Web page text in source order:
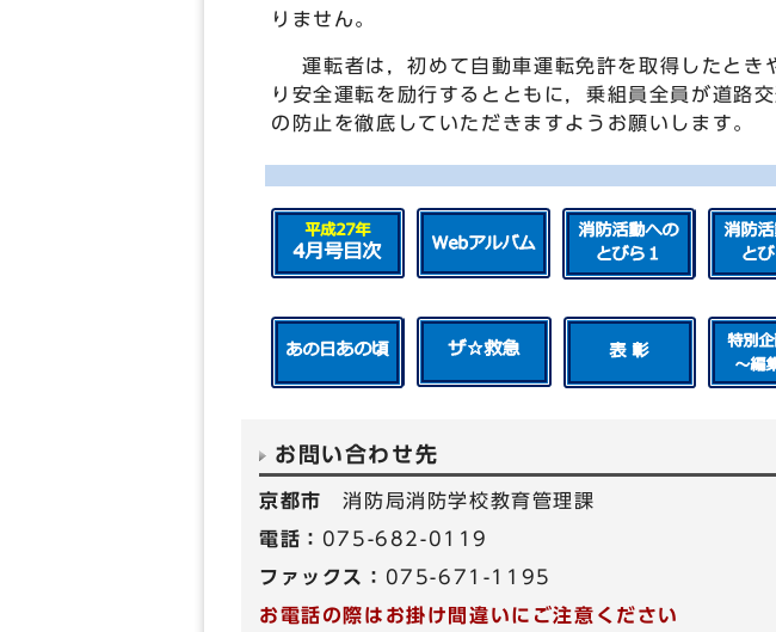
りません。
運転者は，初めて自動車運転免許を取得したとき
り安全運転を励行するとともに，乗組員全員が道路
の防止を徹底していただきますようお願いします。
お問い合わせ先
京都市消防局消防学校教育管理課
電話： 075-682-0119
ファックス： 075-671-1195
お電話の際はお掛け間違いにご注意ください